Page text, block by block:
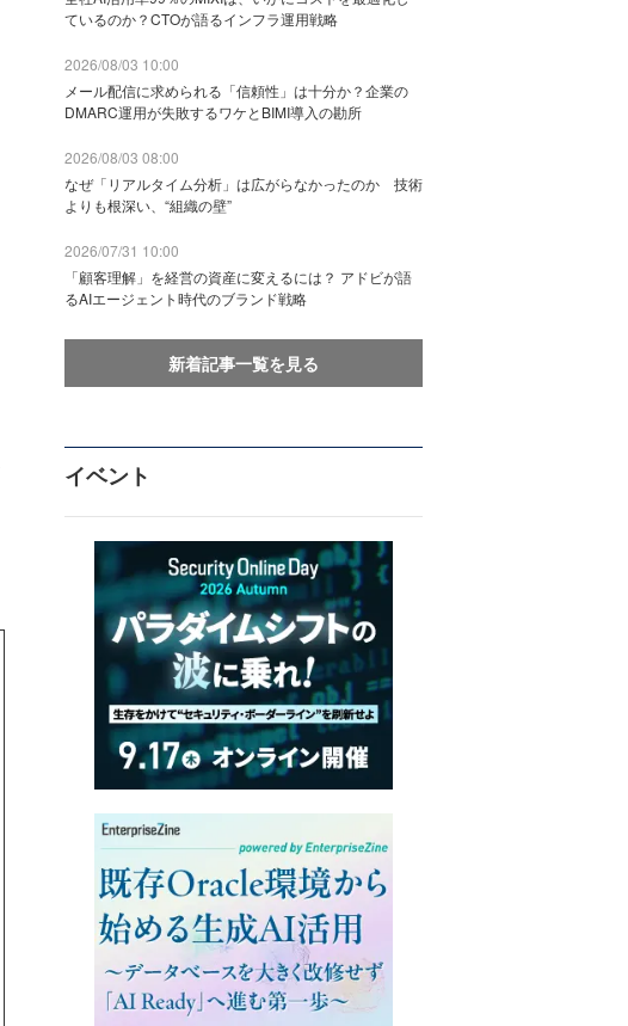
ているのか？CTOが語るインフラ運用戦略
2026/08/03 10:00
メール配信に求められる「信頼性」は十分か？企業の
DMARC運用が失敗するワケとBIMI導入の勘所
2026/08/03 08:00
なぜ「リアルタイム分析」は広がらなかったのか 技術
よりも根深い、“組織の壁”
2026/07/31 10:00
「顧客理解」を経営の資産に変えるには？ アドビが語
るAIエージェント時代のブランド戦略
新着記事一覧を見る
イベント